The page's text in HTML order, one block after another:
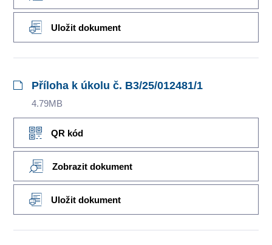
Uložit dokument
Příloha k úkolu č. B3/25/012481/1
4.79MB
QR kód
Zobrazit dokument
Uložit dokument